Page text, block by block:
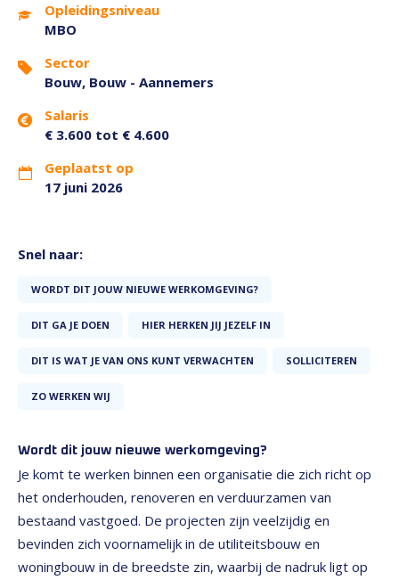
Opleidingsniveau
MBO
Sector
Bouw, Bouw - Aannemers
Salaris
€ 3.600 tot € 4.600
Geplaatst op
17 juni 2026
Snel naar:
WORDT DIT JOUW NIEUWE WERKOMGEVING?
DIT GA JE DOEN HIER HERKEN JIJ JEZELF IN
DIT IS WAT JE VAN ONS KUNT VERWACHTEN SOLLICITEREN
ZO WERKEN WIJ
Wordt dit jouw nieuwe werkomgeving?
Je komt te werken binnen een organisatie die zich richt op
het onderhouden, renoveren en verduurzamen van
bestaand vastgoed. De projecten zijn veelzijdig en
bevinden zich voornamelijk in de utiliteitsbouw en
woningbouw in de breedste zin, waarbij de nadruk ligt op